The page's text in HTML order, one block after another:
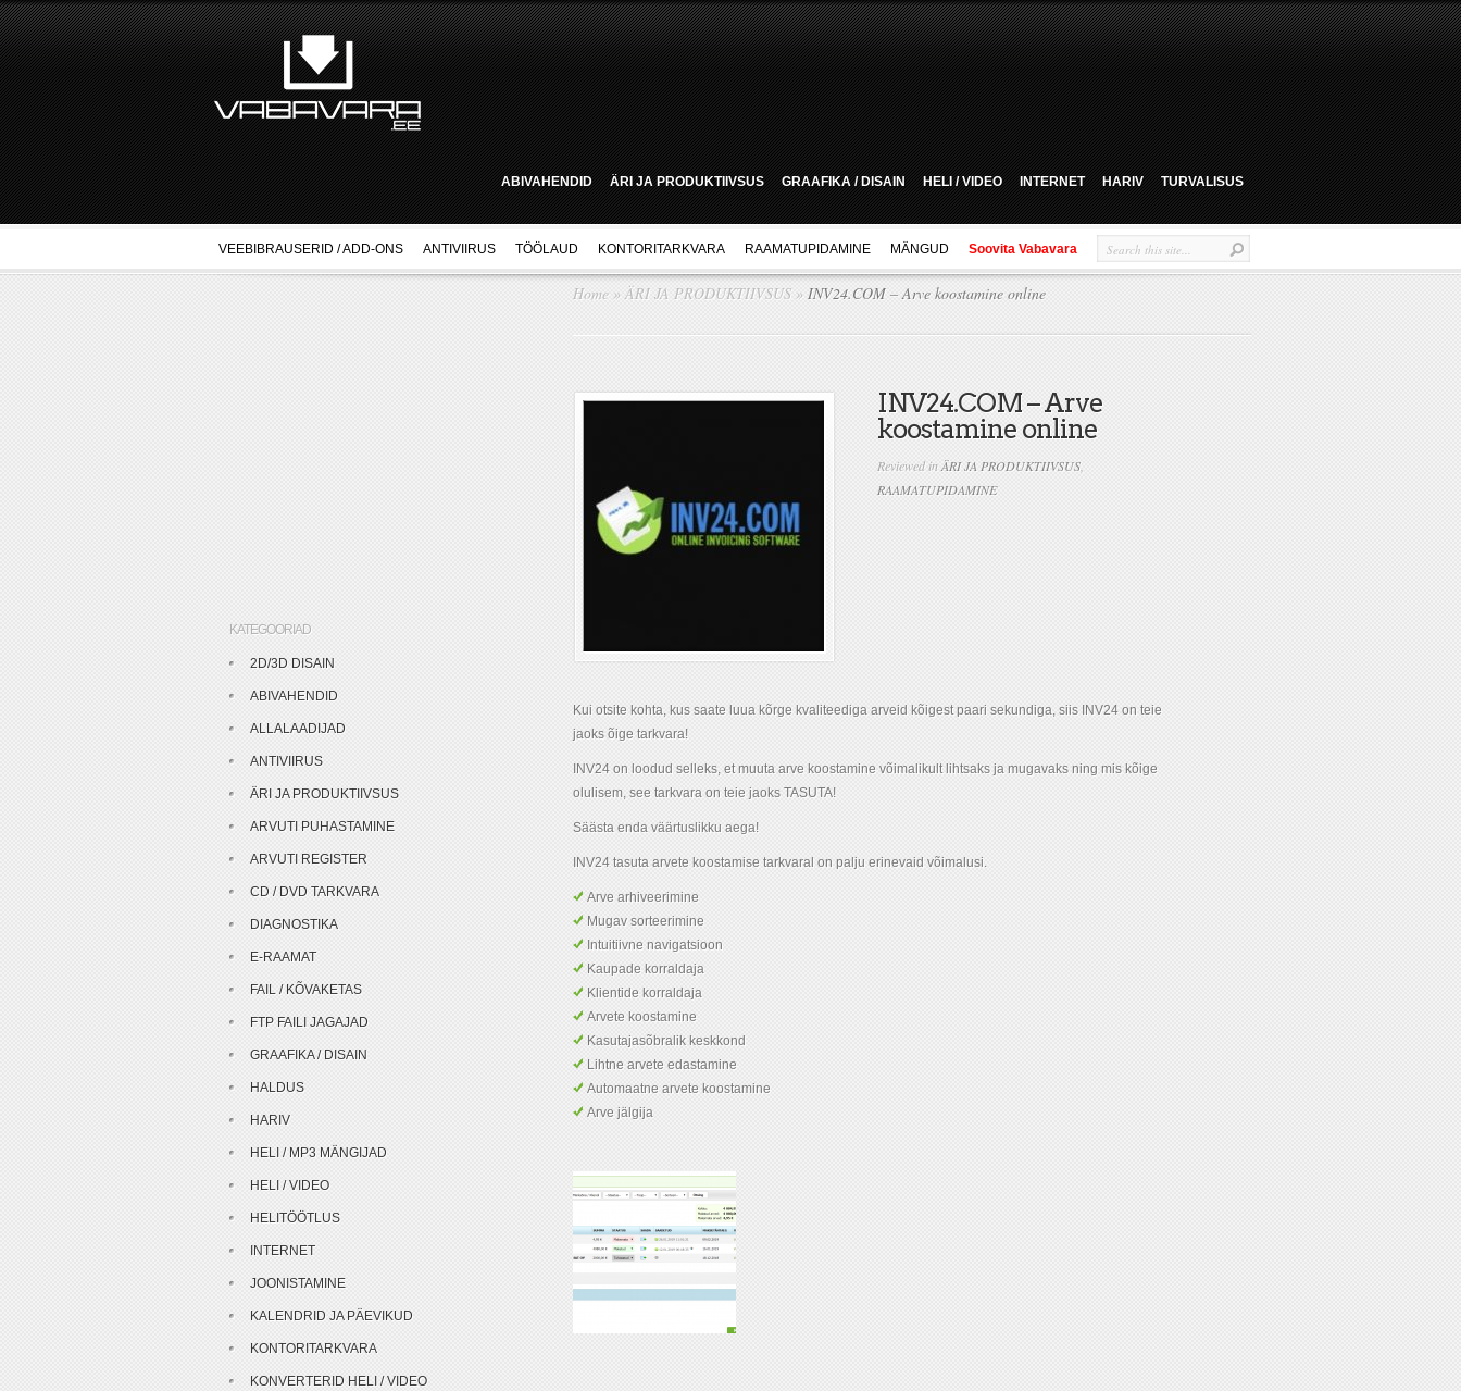
ABIVAHENDID ÄRI JA PRODUKTIIVSUS GRAAFIKA / DISAIN HELI / VIDEO INTERNET HARIV TURVALISUS
VEEBIBRAUSERID / ADD-ONS ANTIVIIRUS TÖÖLAUD KONTORITARKVARA RAAMATUPIDAMINE MÄNGUD Soovita Vabavara
Home » ÄRI JA PRODUKTIIVSUS » INV24.COM – Arve koostamine online
INV24.COM – Arve
koostamine online
Reviewed inÄRI JA PRODUKTIIVSUS
RAAMATUPIDAMINE
Kui otsite kohta, kus saate luua kõrge kvaliteediga arveid kõigest paari sekundiga, siis INV24 on teie
jaoks õige tarkvara!
INV24 on loodud selleks, et muuta arve koostamine võimalikult lihtsaks ja mugavaks ning mis kõige
olulisem, see tarkvara on teie jaoks TASUTA!
Säästa enda väärtuslikku aega!
INV24 tasuta arvete koostamise tarkvaral on palju erinevaid võimalusi.
Arve arhiveerimine
Mugav sorteerimine
Intuitiivne navigatsioon
Kaupade korraldaja
Klientide korraldaja
Arvete koostamine
Kasutajasõbralik keskkond
Lihtne arvete edastamine
Automaatne arvete koostamine
Arve jälgija
KATEGOORIAD
2D/3D DISAIN
ABIVAHENDID
ALLALAADIJAD
ANTIVIIRUS
ÄRI JA PRODUKTIIVSUS
ARVUTI PUHASTAMINE
ARVUTI REGISTER
CD / DVD TARKVARA
DIAGNOSTIKA
E-RAAMAT
FAIL / KÕVAKETAS
FTP FAILI JAGAJAD
GRAAFIKA / DISAIN
HALDUS
HARIV
HELI / MP3 MÄNGIJAD
HELI / VIDEO
HELITÖÖTLUS
INTERNET
JOONISTAMINE
KALENDRID JA PÄEVIKUD
KONTORITARKVARA
KONVERTERID HELI / VIDEO